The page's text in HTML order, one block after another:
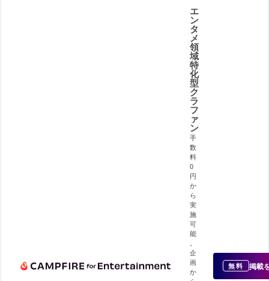
エ
ン
タ
メ
領
域
特
化
型
ク
ラ
フ
ァ
ン
手
数
料
0
円
か
ら
実
施
可
能
企
画
か
無料 掲載